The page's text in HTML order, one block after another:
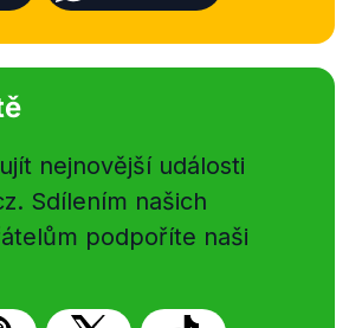
nejnovější události
Sdílením našich
podpoříte naši